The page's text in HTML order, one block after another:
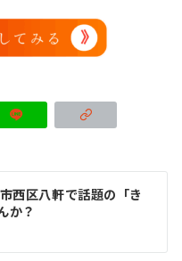
西区八軒で話題の「き
か？